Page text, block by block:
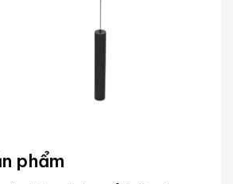
phẩm